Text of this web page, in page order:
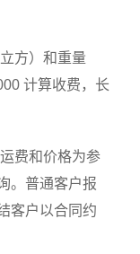
方）和重量
计算收费，长
费和价格为参
。普通客户报
客户以合同约